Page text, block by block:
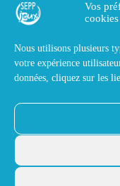
Vos
cookies
Nous utilisons plusieurs
votre expérience
données, cliquez sur les
14